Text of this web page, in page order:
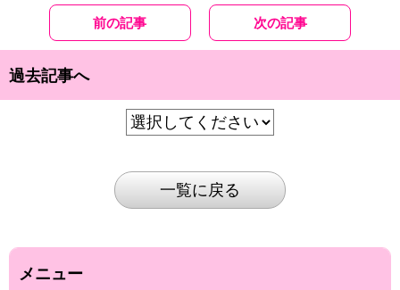
前の記事 次の記事
過去記事へ
一覧に戻る
メニュー